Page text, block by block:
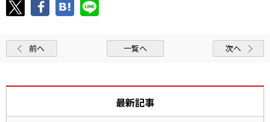
前へ 一覧へ 次へ
最新記事